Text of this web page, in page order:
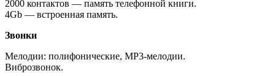
2000 контактов — память телефонной книги.
4Gb — встроенная память.
Звонки
Мелодии: полифонические, MP3-мелодии.
Виброзвонок.